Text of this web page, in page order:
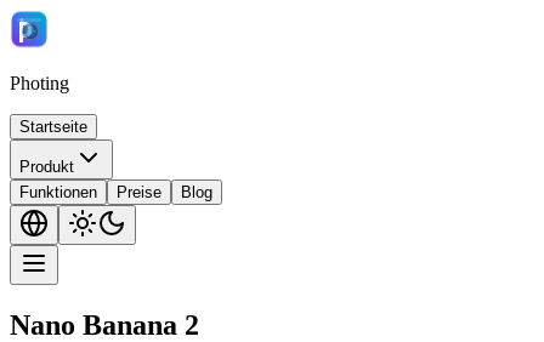
Photing
Startseite
Produkt
Funktionen
Preise Blog
Nano Banana 2